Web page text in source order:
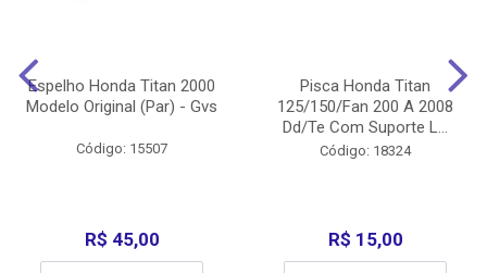
Espelho Honda Titan 2000
Modelo Original (Par) - Gvs
Código: 15507
R$ 45,00
Pisca Honda Titan
125/150/Fan 200 A 2008
Dd/Te Com Suporte L...
Código: 18324
R$ 15,00